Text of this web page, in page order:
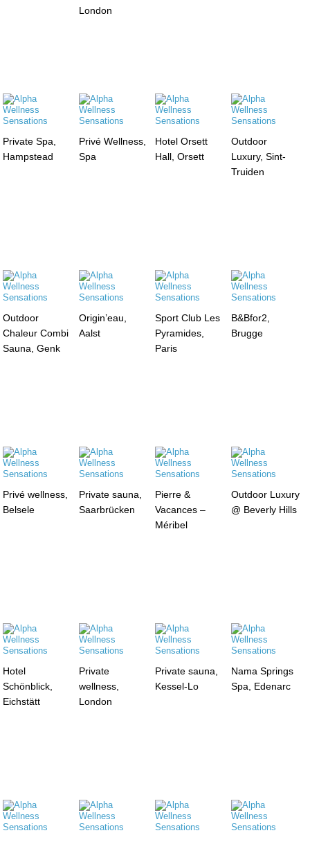
London
Private Spa,
Hampstead
Privé Wellness,
Spa
Hotel Orsett
Hall, Orsett
Outdoor
Luxury, Sint-
Truiden
Outdoor
Chaleur Combi
Sauna, Genk
Origin’eau,
Aalst
Sport Club Les
Pyramides,
Paris
B&Bfor2,
Brugge
Privé wellness,
Belsele
Private sauna,
Saarbrücken
Pierre &
Vacances –
Méribel
Outdoor Luxury
@ Beverly Hills
Hotel
Schönblick,
Eichstätt
Private
wellness,
London
Private sauna,
Kessel-Lo
Nama Springs
Spa, Edenarc